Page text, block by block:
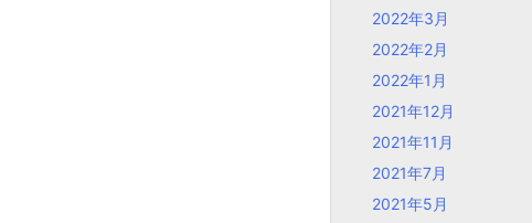
2022年3月
2022年2月
2022年1月
2021年12月
2021年11月
2021年7月
2021年5月